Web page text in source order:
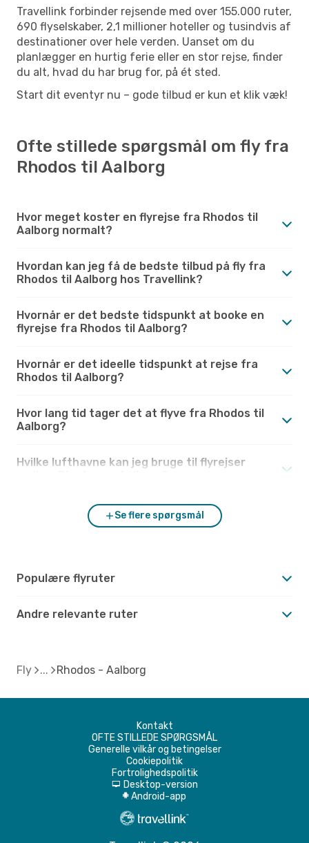
Travellink forbinder rejsende med over 155.000 ruter,
690 flyselskaber, 2,1 millioner hoteller og tusindvis af
destinationer over hele verden. Uanset om du
planlægger en hurtig ferie eller en stor rejse, finder
du alt, hvad du har brug for, på ét sted.
Start dit eventyr nu – gode tilbud er kun et klik væk!
Ofte stillede spørgsmål om fly fra
Rhodos til Aalborg
Hvor meget koster en flyrejse fra Rhodos til
Aalborg normalt?
Hvordan kan jeg få de bedste tilbud på fly fra
Rhodos til Aalborg hos Travellink?
Hvornår er det bedste tidspunkt at booke en
flyrejse fra Rhodos til Aalborg?
Hvornår er det ideelle tidspunkt at rejse fra
Rhodos til Aalborg?
Hvor lang tid tager det at flyve fra Rhodos til
Aalborg?
Hvilke lufthavne kan jeg bruge til flyrejser
Se flere spørgsmål
Populære flyruter
Andre relevante ruter
Fly Rhodos - Aalborg
Kontakt
OFTE STILLEDE SPØRGSMÅL
Generelle vilkår og betingelser
Cookiepolitik
Fortrolighedspolitik
d Desktop-version
A Android-app